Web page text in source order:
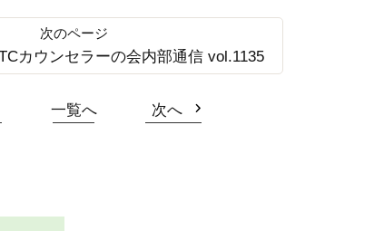
カウンセラーの会内部通信 vol.1135
一覧へ 次へ